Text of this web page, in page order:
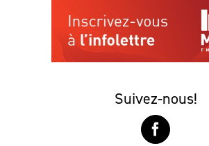
Suivez-nous!